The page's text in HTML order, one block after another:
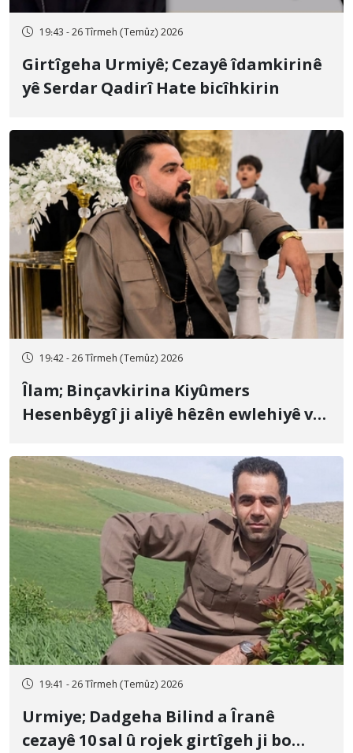
19:43 - 26 Tîrmeh (Temûz) 2026
Girtîgeha Urmiyê; Cezayê îdamkirinê
yê Serdar Qadirî Hate bicîhkirin
19:42 - 26 Tîrmeh (Temûz) 2026
Îlam; Binçavkirina Kiyûmers
Hesenbêygî ji aliyê hêzên ewlehiyê ve
19:41 - 26 Tîrmeh (Temûz) 2026
Urmiye; Dadgeha Bilind a Îranê
cezayê 10 sal û rojek girtîgeh ji bo